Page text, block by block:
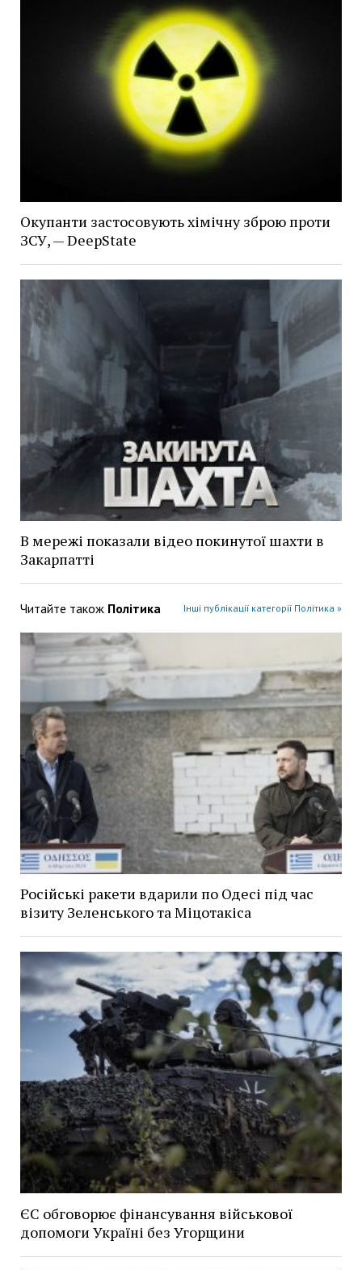
Окупанти застосовують хімічну зброю проти
ЗСУ, — DeepState
В мережі показали відео покинутої шахти в
Закарпатті
Читайте також Політика Інші публікації категорії Політика »
Російські ракети вдарили по Одесі під час
візиту Зеленського та Міцотакіса
ЄС обговорює фінансування військової
допомоги Україні без Угорщини